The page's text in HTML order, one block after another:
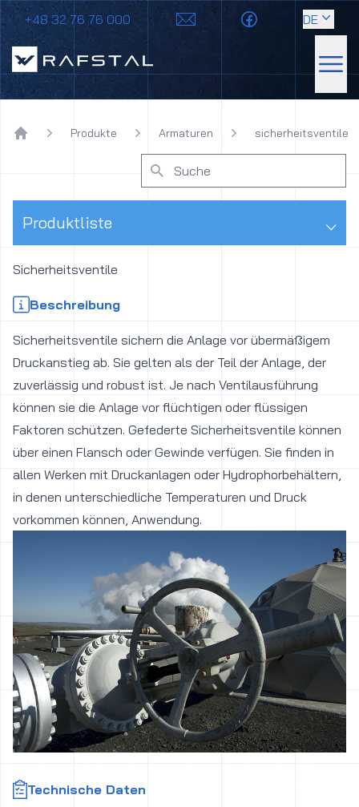
+48 32 76 76 000 DE
Rafstal
Produkte Armaturen sicherheitsventile
Produktliste ⌵
Sicherheitsventile
Beschreibung
Sicherheitsventile sichern die Anlage vor übermäßigem
Druckanstieg ab. Sie gelten als der Teil der Anlage, der
zuverlässig und robust ist. Je nach Ventilausführung
können sie die Anlage vor flüchtigen oder flüssigen
Faktoren schützen. Gefederte Sicherheitsventile können
über einen Flansch oder Gewinde verfügen. Sie finden in
allen Werken mit Druckanlagen oder Hydrophorbehältern,
in denen unterschiedliche Temperaturen und Druck
vorkommen können, Anwendung.
Technische Daten